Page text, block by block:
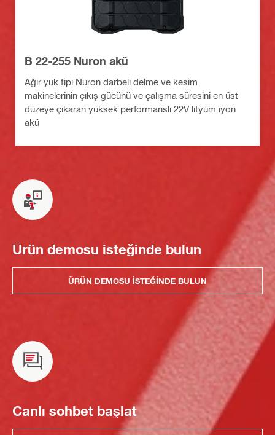
B 22-255 Nuron akü
Ağır yük tipi Nuron darbeli delme ve kesim
makinelerinin çıkış gücünü ve çalışma süresini en üst
düzeye çıkaran yüksek performanslı 22V lityum iyon
akü
Ürün demosu isteğinde bulun
ÜRÜN DEMOSU ISTEĞINDE BULUN
Canlı sohbet başlat